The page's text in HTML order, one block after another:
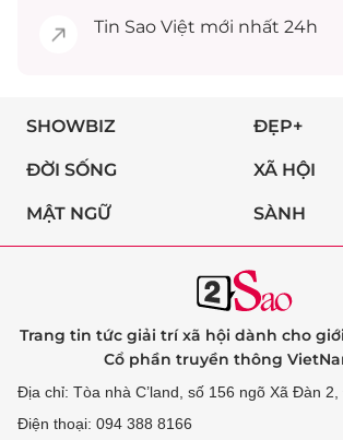
Tin Sao Việt mới nhất 24h
SHOWBIZ ĐẸP+
ĐỜI SỐNG XÃ HỘI
MẬT NGỮ SÀNH
Trang tin tức giải trí xã hội dành cho
Cổ phần truyền thông
Địa chỉ: Tòa nhà C’land, số 156 ngõ Xã Đàn
Điện thoại: 094 388 8166